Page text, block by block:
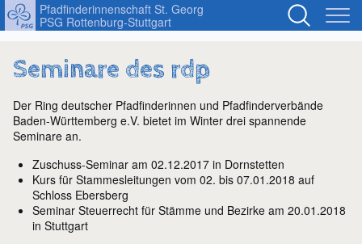
Pfadfinderinnenschaft St. Georg
PSG Rottenburg-Stuttgart
S
u
g
r
f
Seminare des rdp
Der Ring deutscher Pfadfinderinnen und Pfadfinderverbände
Baden-Württemberg e.V. bietet im Winter drei spannende
Seminare an.
Zuschuss-Seminar am 02.12.2017 in Dornstetten
Kurs für Stammesleitungen vom 02. bis 07.01.2018 auf
Schloss Ebersberg
Seminar Steuerrecht für Stämme und Bezirke am 20.01.2018
in Stuttgart